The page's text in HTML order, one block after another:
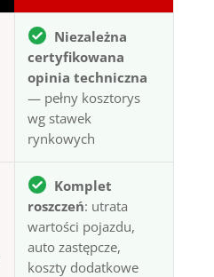
Niezależna
certyfikowana
opinia techniczna
— pełny kosztorys
wg stawek
rynkowych
Komplet
roszczeń: utrata
wartości pojazdu,
auto zastępcze,
koszty dodatkowe